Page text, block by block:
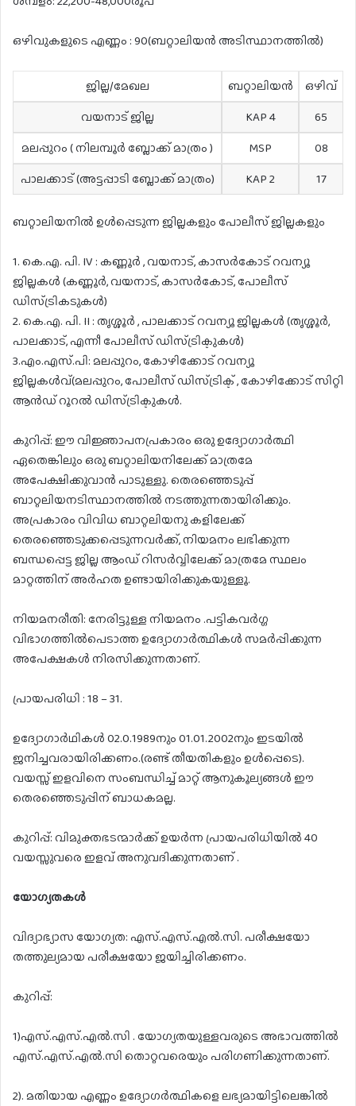
ഒഴിവുകളുടെ എണ്ണം : 90(ബറ്റാലിയൻ അടിസ്ഥാനത്തിൽ)
ജില്ല/മേഖല ബറ്റാലിയൻ
ഒഴിവ്
വയനാട് ജില്ല
KAP 4
65
മലപ്പുറം ( നിലമ്പൂർ ബ്ലോക്ക് മാത്രം )
MSP
08
പാലക്കാട് (അട്ടപ്പാടി ബ്ലോക്ക് മാത്രം)
KAP 2 17
ബറ്റാലിയനിൽ ഉൾപ്പെടുന്ന ജില്ലകളും പോലീസ് ജില്ലകളും
1. കെ.എ. പി. IV : കണ്ണൂർ , വയനാട്, കാസർകോട് റവന്യൂ
ജില്ലകൾ (കണ്ണൂർ, വയനാട്, കാസർകോട്, പോലീസ്
ഡിസ്ട്രികടുകൾ)
2. കെ.എ. പി. II : തൃശ്ശൂർ , പാലക്കാട് റവന്യൂ ജില്ലകൾ (തൃശ്ശൂർ,
പാലക്കാട്, എന്നീ പോലീസ് ഡിസ്ട്രിക്ടുകൾ)
3.എം.എസ്.പി: മലപ്പുറം, കോഴിക്കോട് റവന്യൂ
ജില്ലകൾവ്(മലപ്പുറം, പോലീസ് ഡിസ്ട്രിക്ട് , കോഴിക്കോട് സിറ്റി
ആൻഡ് റൂറൽ ഡിസ്ട്രിക്ടുകൾ.
കുറിപ്പ്: ഈ വിജ്ഞാപനപ്രകാരം ഒരു ഉദ്യോഗാർത്ഥി
ഏതെങ്കിലും ഒരു ബറ്റാലിയനിലേക്ക് മാത്രമേ
അപേക്ഷിക്കുവാൻ പാടുള്ളു. തെരഞ്ഞെടുപ്പ്
ബാറ്റലിയനടിസ്ഥാനത്തിൽ നടത്തുന്നതായിരിക്കും.
അപ്രകാരം വിവിധ ബാറ്റലിയനു കളിലേക്ക്
തെരഞ്ഞെടുക്കപ്പെടുന്നവർക്ക്, നിയമനം ലഭിക്കുന്ന
ബന്ധപ്പെട്ട ജില്ല ആംഡ് റിസർവ്വിലേക്ക് മാത്രമേ സ്ഥലം
മാറ്റത്തിന് അർഹത ഉണ്ടായിരിക്കുകയുള്ളൂ.
നിയമനരീതി: നേരിട്ടുള്ള നിയമനം .പട്ടികവർഗ്ഗ
വിഭാഗത്തിൽപെടാത്ത ഉദ്യോഗാർത്ഥികൾ സമർപ്പിക്കുന്ന
അപേക്ഷകൾ നിരസിക്കുന്നതാണ്.
പ്രായപരിധി : 18 – 31.
ഉദ്യോഗാർഥികൾ 02.0.1989നും 01.01.2002നും ഇടയിൽ
ജനിച്ചവരായിരിക്കണം.(രണ്ട് തീയതികളും ഉൾപ്പെടെ).
വയസ്സ് ഇളവിനെ സംബന്ധിച്ച് മാറ്റ് ആനുകൂല്യങ്ങൾ ഈ
തെരഞ്ഞെടുപ്പിന് ബാധകമല്ല.
കുറിപ്പ്: വിമുക്തഭടന്മാർക്ക് ഉയർന്ന പ്രായപരിധിയിൽ 40
വയസ്സുവരെ ഇളവ് അനുവദിക്കുന്നതാണ് .
യോഗ്യതകൾ
വിദ്യാഭ്യാസ യോഗ്യത: എസ്.എസ്.എൽ.സി. പരീക്ഷയോ
തത്തുല്യമായ പരീക്ഷയോ ജയിച്ചിരിക്കണം.
കുറിപ്പ്:
1)എസ്.എസ്.എൽ.സി . യോഗ്യതയുള്ളവരുടെ അഭാവത്തിൽ
എസ്.എസ്.എൽ.സി തൊറ്റവരെയും പരിഗണിക്കുന്നതാണ്.
2). മതിയായ എണ്ണം ഉദ്യോഗർത്ഥികളെ ലഭ്യമായിട്ടിലെങ്കിൽ